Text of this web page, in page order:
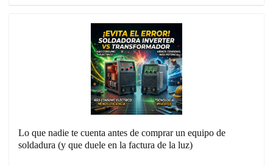
Lo que nadie te cuenta antes de comprar un equipo de
soldadura (y que duele en la factura de la luz)